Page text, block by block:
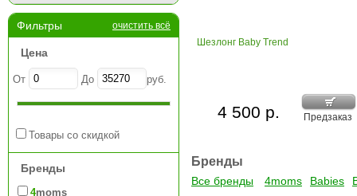
Фильтры очистить всё
Цена
От До руб.
Товары со скидкой
Бренды
4moms
Шезлонг Baby Trend
Предзаказ
4 500 р.
Бренды
Все бренды 4moms Babies